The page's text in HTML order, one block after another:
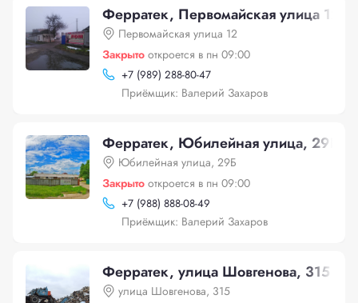
Ферратек, Первомайская улица 12
Первомайская улица 12
Закрыто откроется в пн 09:00
+7 (989) 288-80-47
Приёмщик: Валерий Захаров
Ферратек, Юбилейная улица, 29Б
Юбилейная улица, 29Б
Закрыто откроется в пн 09:00
+7 (988) 888-08-49
Приёмщик: Валерий Захаров
Ферратек, улица Шовгенова, 315
улица Шовгенова, 315